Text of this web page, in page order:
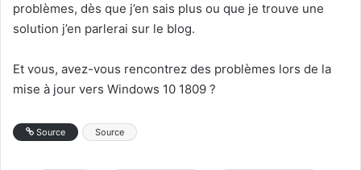
problèmes, dès que j’en sais plus ou que je trouve une
solution j’en parlerai sur le blog.
Et vous, avez-vous rencontrez des problèmes lors de la
mise à jour vers Windows 10 1809 ?
Source Source